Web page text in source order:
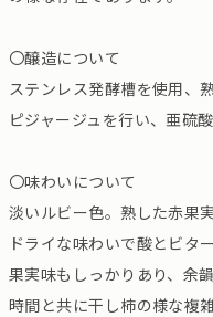
〇醸造について
ステンレス発酵槽を使用、
ピジャージュを行い、亜硫
〇味わいについて
淡いルビー色。熟した赤果
ドライな味わいで酸とビタ
果実味もしっかりあり、余
時間と共に干し柿の様な複